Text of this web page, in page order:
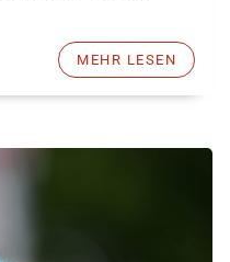
MEHR LESEN